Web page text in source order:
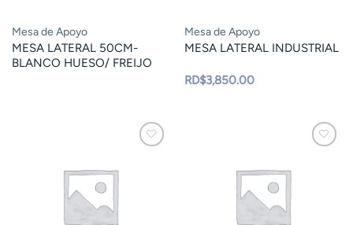
Mesa de Apoyo
MESA LATERAL 50CM-
BLANCO HUESO/ FREIJO
Mesa de Apoyo
MESA LATERAL INDUSTRIAL
RD$3,850.00